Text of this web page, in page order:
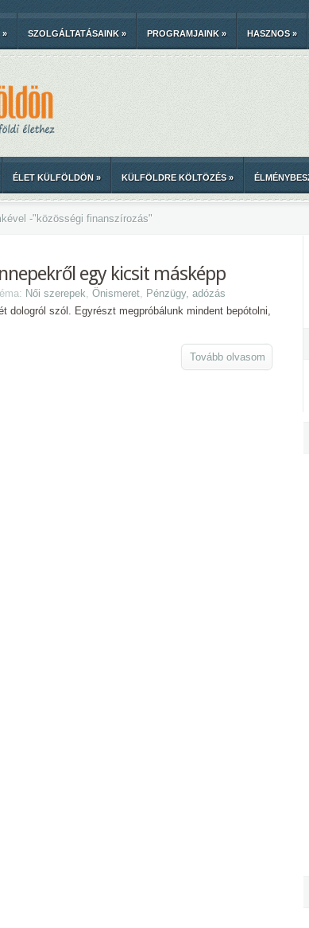
» SZOLGÁLTATÁSAINK » PROGRAMJAINK » HASZNOS»
ÉLET KÜLFÖLDÖN » KÜLFÖLDRE KÖLTÖZÉS»
-" közösségi finanszírozás"
egy kicsit másképp
Női szerepek, Önismeret, Pénzügy, adózás
dologról szól. Egyrészt megpróbálunk mindent bepótolni,
Tovább olvasom